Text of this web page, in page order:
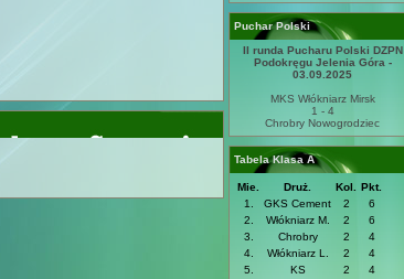
Puchar Polski
II runda Pucharu Polski DZPN
Podokręgu Jelenia Góra -
03.09.2025
MKS Włókniarz Mirsk
1 - 4
Chrobry Nowogrodziec
Tabela Klasa A
Mie. Druż. Kol.
Pkt.
1.
GKS Cement 2
6
2.
Włókniarz M. 2
6
3.
Chrobry 2
4
4.
Włókniarz L. 2
4
5.
KS 2
4